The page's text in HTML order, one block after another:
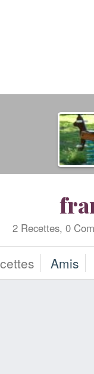
2 Recettes, 0
Amis